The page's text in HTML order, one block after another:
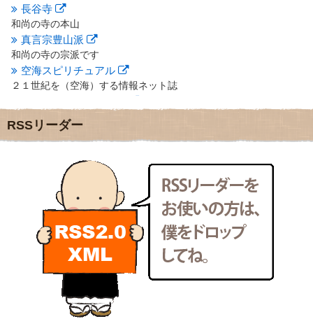
2012年6月
2012年5月(16)
2012年4月 (16)
2012年3月(17)
2012年2月(20)
2012年1月(25)
2011年11月(28)
2011年10月(31)
2011年9月(24)
2011年7月(18)
2011年6月
2011年5月
(15)
2011年4月(17)
2011年3月(15)
2011年2月
2011年1月(22)
2010年12月(21)
2010年11月
2010年10月(13)
(16)
長谷寺
和尚の寺の本山
真言宗豊山派
和尚の寺の宗派です
空海スピリチュアル
２１世紀を（空海）する情報ネット誌
地域のライターさんです
小豆島 圓満寺
新聞屋の道具箱
新聞社で使われる用語の解説など
makotoさんの御符内巡礼記
東京の巡礼記です
POLYHEDON
いろいろなことが書いてあるよ
bunchan
あちこち行って！
目白鍼灸院
日本人の繊細な体質にあわせた、やさしく気持ちよい鍼灸治療で
RSSリーダー